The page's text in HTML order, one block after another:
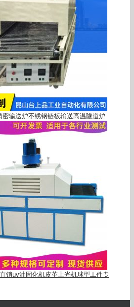
密输送炉不锈钢链板输送高温隧道炉
销uv油固化机皮革上光机球型工件专